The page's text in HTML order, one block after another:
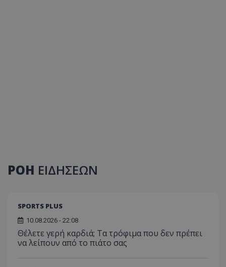
ΡΟΗ ΕΙΔΗΣΕΩΝ
SPORTS PLUS
10.08.2026 - 22:08
Θέλετε γερή καρδιά; Τα τρόφιμα που δεν πρέπει
να λείπουν από το πιάτο σας